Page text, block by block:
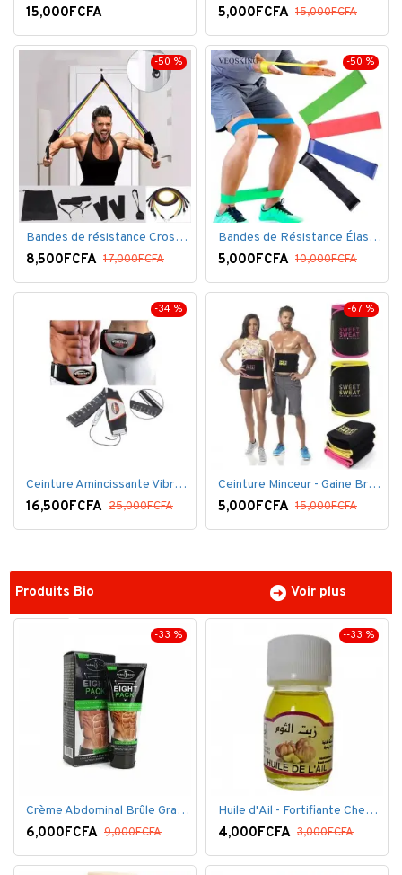
15,000FCFA 5,000FCFA 15,000FCFA
-50 %
Bandes de résistance Crossfit pour la remise en forme - 11 pièces/ensemble - Élastique- Caoutchouc
8,500FCFA 17,000FCFA
-50 %
Bandes de Résistance Élastique Latex pour Salle de Gym, Exercice, Yoga, Pilâtes, Kinésithérapie, Rééducation
5,000FCFA 10,000FCFA
-34 %
Ceinture Amincissante Vibro - Noir
16,500FCFA 25,000FCFA
-67 %
Ceinture Minceur - Gaine Brûlante - Ventre plat
5,000FCFA 15,000FCFA
Produits Bio Voir plus
-33 %
Crème Abdominal Brûle Graisse - Effet Rapide - 170grs
6,000FCFA 9,000FCFA
--33 %
Huile d'Ail - Fortifiante Cheveux
4,000FCFA 3,000FCFA